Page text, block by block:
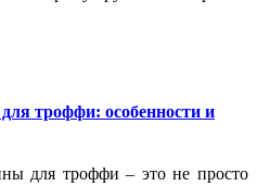
троффи: особенности и
для троффи – это не просто